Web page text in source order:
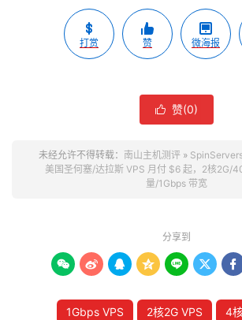
打赏 赞 微海报
 赞(0)
未经允许不得转载： 南山主机测评 »
美国圣何塞/达拉斯 VPS 月付 $6 起，2核2G/
量/1Gbps 带宽
分享到
      
1Gbps VPS 2核2G VPS 4